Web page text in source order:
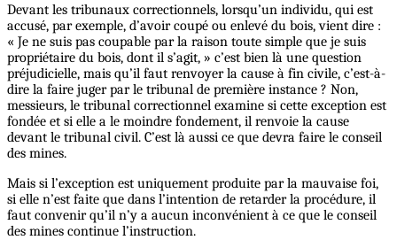
Devant les tribunaux correctionnels, lorsqu’un individu, qui est
accusé, par exemple, d’avoir coupé ou enlevé du bois, vient dire :
« Je ne suis pas coupable par la raison toute simple que je suis
propriétaire du bois, dont il s’agit, » c’est bien là une question
préjudicielle, mais qu’il faut renvoyer la cause à fin civile, c’est-à-
dire la faire juger par le tribunal de première instance ? Non,
messieurs, le tribunal correctionnel examine si cette exception est
fondée et si elle a le moindre fondement, il renvoie la cause
devant le tribunal civil. C’est là aussi ce que devra faire le conseil
des mines.
Mais si l’exception est uniquement produite par la mauvaise foi,
si elle n’est faite que dans l’intention de retarder la procédure, il
faut convenir qu’il n’y a aucun inconvénient à ce que le conseil
des mines continue l’instruction.